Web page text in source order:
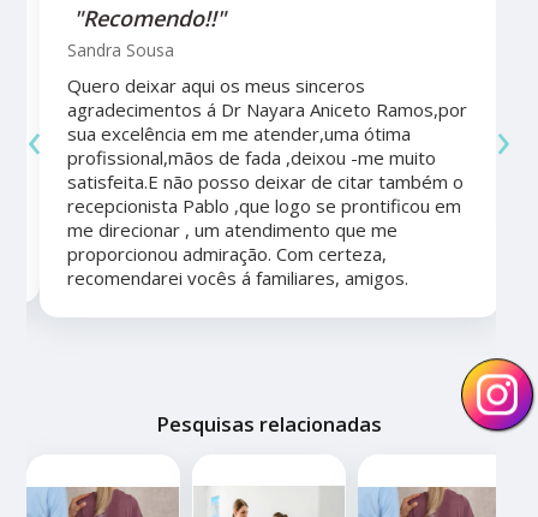
"Recomendo!!"
Sandra Sousa
Quero deixar aqui os meus sinceros
agradecimentos á Dr Nayara Aniceto Ramos,por
sua excelência em me atender,uma ótima
profissional,mãos de fada ,deixou -me muito
satisfeita.E não posso deixar de citar também o
recepcionista Pablo ,que logo se prontificou em
me direcionar , um atendimento que me
proporcionou admiração. Com certeza,
recomendarei vocês á familiares, amigos.
‹ ›
Pesquisas relacionadas